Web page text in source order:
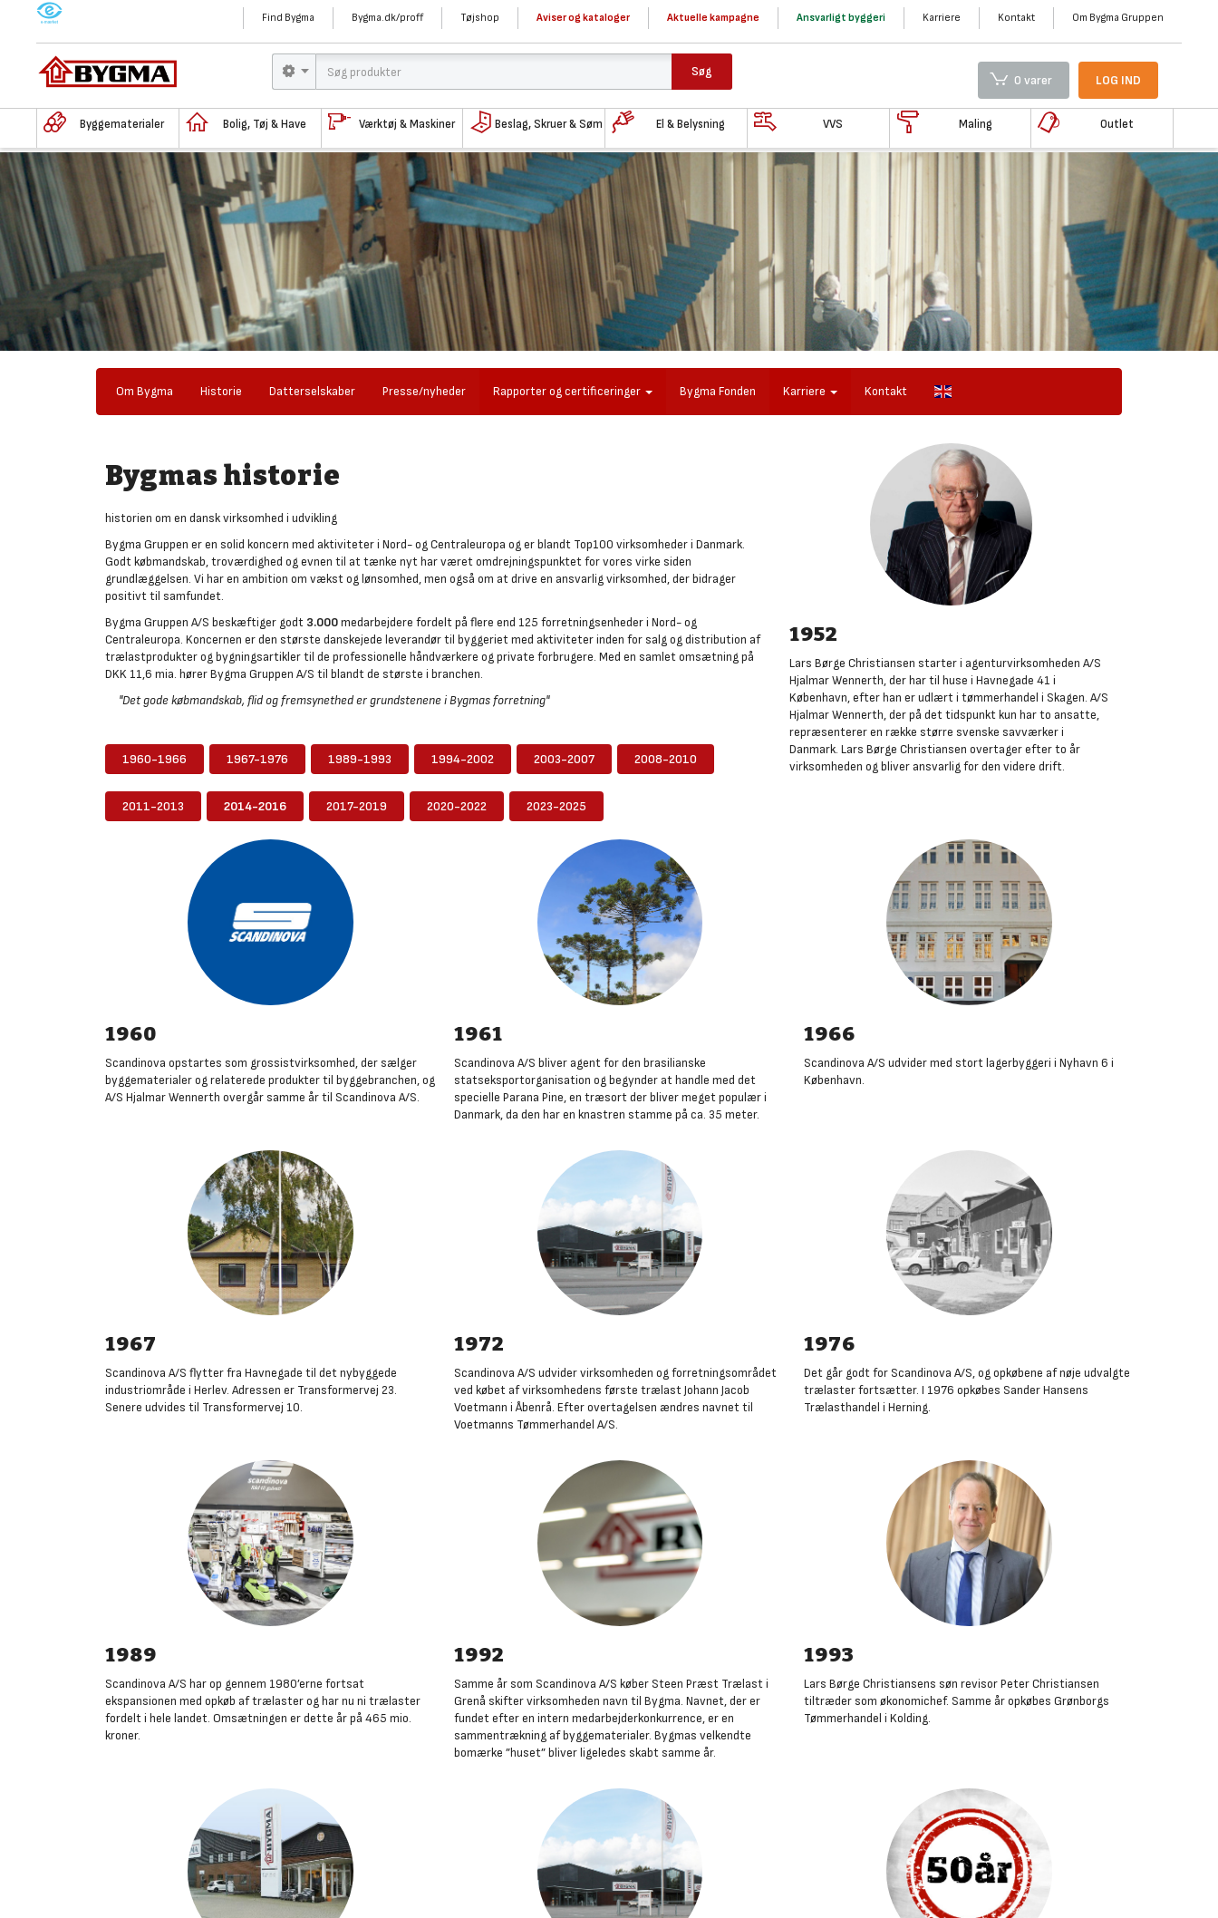
M Find Bygma Bygma.dk/proff Tøjshop Aviser og kataloger Aktuelle kampagne Ansvarligt byggeri Karriere Kontakt Om Bygma Gruppen
Søg
0 varer LOG IND
Byggematerialer Bolig, Tøj & Have Værktøj & Maskiner Beslag, Skruer & Søm El & Belysning VVS Maling Outlet
Om Bygma Historie Datterselskaber Presse/nyheder Rapporter og certificeringer Bygma Fonden Karriere Kontakt
Bygmas historie
historien om en dansk virksomhed i udvikling
Bygma Gruppen er en solid koncern med aktiviteter i Nord- og Centraleuropa og er blandt Top100 virksomheder i Danmark.
Godt købmandskab, troværdighed og evnen til at tænke nyt har været omdrejningspunktet for vores virke siden
grundlæggelsen. Vi har en ambition om vækst og lønsomhed, men også om at drive en ansvarlig virksomhed, der bidrager
positivt til samfundet.
Bygma Gruppen A/S beskæftiger godt 3.000medarbejdere fordelt på flere end 125 forretningsenheder i Nord- og
Centraleuropa. Koncernen er den største danskejede leverandør til byggeriet med aktiviteter inden for salg og distribution af
trælastprodukter og bygningsartikler til de professionelle håndværkere og private forbrugere. Med en samlet omsætning på
DKK 11,6 mia. hører Bygma Gruppen A/S til blandt de største i branchen.
"Det gode købmandskab, flid og fremsynethed er grundstenene i Bygmas forretning"
1960-1966 1967-1976 1989-1993 1994-2002 2003-2007 2008-2010
2011-2013 2014-2016 2017-2019 2020-2022 2023-2025
1952
Lars Børge Christiansen starter i agenturvirksomheden A/S
Hjalmar Wennerth, der har til huse i Havnegade 41 i
København, efter han er udlært i tømmerhandel i Skagen. A/S
Hjalmar Wennerth, der på det tidspunkt kun har to ansatte,
repræsenterer en række større svenske savværker i
Danmark. Lars Børge Christiansen overtager efter to år
virksomheden og bliver ansvarlig for den videre drift.
1960
Scandinova opstartes som grossistvirksomhed, der sælger
byggematerialer og relaterede produkter til byggebranchen, og
A/S Hjalmar Wennerth overgår samme år til Scandinova A/S.
1961
Scandinova A/S bliver agent for den brasilianske
statseksportorganisation og begynder at handle med det
specielle Parana Pine, en træsort der bliver meget populær i
Danmark, da den har en knastren stamme på ca. 35 meter.
1966
Scandinova A/S udvider med stort lagerbyggeri i Nyhavn 6 i
København.
1967
Scandinova A/S flytter fra Havnegade til det nybyggede
industriområde i Herlev. Adressen er Transformervej 23.
Senere udvides til Transformervej 10.
1972
Scandinova A/S udvider virksomheden og forretningsområdet
ved købet af virksomhedens første trælast Johann Jacob
Voetmann i Åbenrå. Efter overtagelsen ændres navnet til
Voetmanns Tømmerhandel A/S.
1976
Det går godt for Scandinova A/S, og opkøbene af nøje udvalgte
trælaster fortsætter. I 1976 opkøbes Sander Hansens
Trælasthandel i Herning.
1989
Scandinova A/S har op gennem 1980’erne fortsat
ekspansionen med opkøb af trælaster og har nu ni trælaster
fordelt i hele landet. Omsætningen er dette år på 465 mio.
kroner.
1992
Samme år som Scandinova A/S køber Steen Præst Trælast i
Grenå skifter virksomheden navn til Bygma. Navnet, der er
fundet efter en intern medarbejderkonkurrence, er en
sammentrækning af byggematerialer. Bygmas velkendte
bomærke ”huset” bliver ligeledes skabt samme år.
1993
Lars Børge Christiansens søn revisor Peter Christiansen
tiltræder som økonomichef. Samme år opkøbes Grønborgs
Tømmerhandel i Kolding.